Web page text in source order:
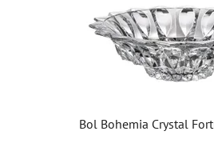
Bol Bohemia Crystal